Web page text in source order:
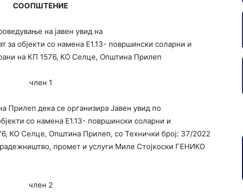
СООПШТЕНИЕ
на јавен увид на
за објекти со намена Е1.13- површински соларни и
на КП 1576, КО Селце, Општина Прилеп
член 1
Прилеп дека се организира Јавен увид по
со намена Е1.13- површински соларни и
КО Селце, Општина Прилеп, со Технички број: 37/2022
промет и услуги Миле Стојкоски ГЕНИКО
член 2